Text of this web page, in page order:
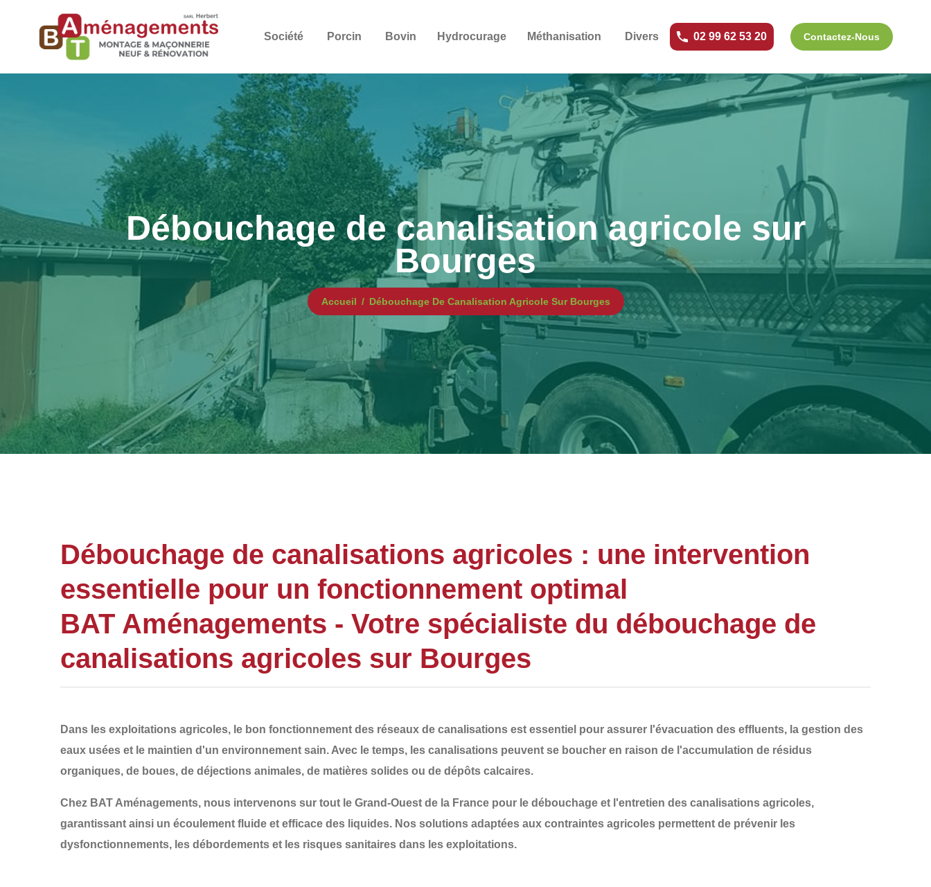
Société Porcin Bovin Hydrocurage Méthanisation Divers 02 99 62 53 20 Contactez-Nous
Débouchage de canalisation agricole sur
Bourges
Accueil Débouchage De Canalisation Agricole Sur Bourges
Débouchage de canalisations agricoles : une intervention
essentielle pour un fonctionnement optimal
BAT Aménagements - Votre spécialiste du débouchage de
canalisations agricoles sur Bourges
Dans les exploitations agricoles, le bon fonctionnement des réseaux de canalisations est essentiel pour assurer l'évacuation des effluents, la gestion des
eaux usées et le maintien d'un environnement sain. Avec le temps, les canalisations peuvent se boucher en raison de l'accumulation de résidus
organiques, de boues, de déjections animales, de matières solides ou de dépôts calcaires.
Chez BAT Aménagements, nous intervenons sur tout le Grand-Ouest de la France pour le débouchage et l'entretien des canalisations agricoles,
garantissant ainsi un écoulement fluide et efficace des liquides. Nos solutions adaptées aux contraintes agricoles permettent de prévenir les
dysfonctionnements, les débordements et les risques sanitaires dans les exploitations.